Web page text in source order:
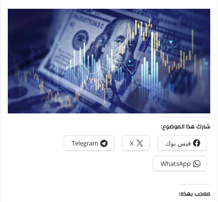
شارك هذا الموضوع:
فيس بوك X
Telegram
WhatsApp
معجب بهذه: